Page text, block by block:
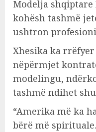
Modelja
kohësh tashmë
ushtron
Xhesika ka rrëfyer
nëpërmjet
modelingu,
tashmë ndihet
“Amerika më ka
bërë më